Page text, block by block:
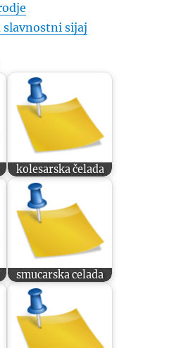
slavnostni sijaj
kolesarska čelada
smucarska celada